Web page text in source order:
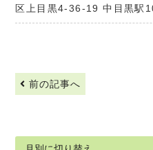
区上目黒4-36-19 中目黒駅
前の記事へ